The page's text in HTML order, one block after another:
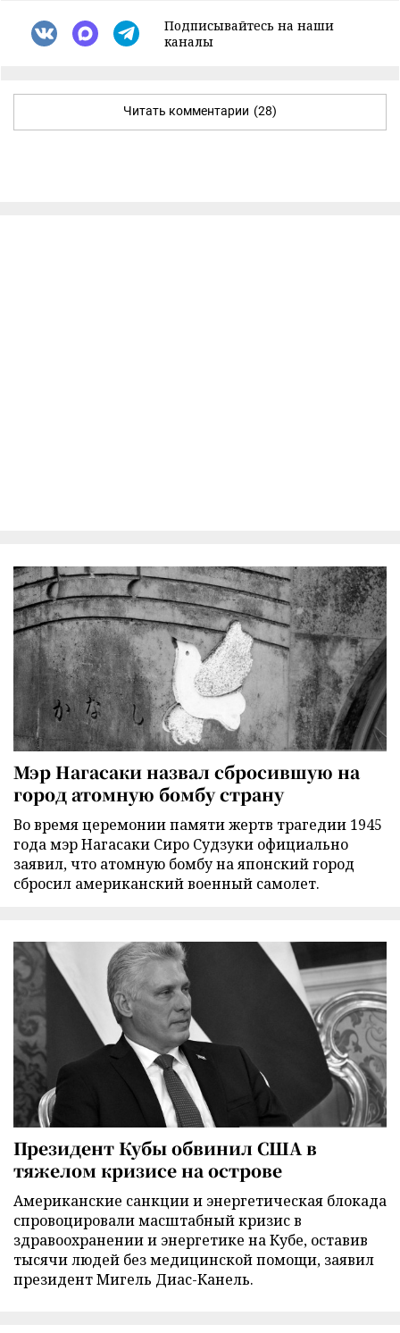
Подписывайтесь на наши
каналы
Читать комментарии (28)
Мэр Нагасаки назвал сбросившую на
город атомную бомбу страну
Во время церемонии памяти жертв трагедии 1945
года мэр Нагасаки Сиро Судзуки официально
заявил, что атомную бомбу на японский город
сбросил американский военный самолет.
Президент Кубы обвинил США в
тяжелом кризисе на острове
Американские санкции и энергетическая блокада
спровоцировали масштабный кризис в
здравоохранении и энергетике на Кубе, оставив
тысячи людей без медицинской помощи, заявил
президент Мигель Диас-Канель.